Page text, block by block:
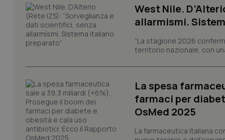
West Nile.
allarmismi.
“La stagione 2026
territorio nazionale, con
La spesa
farmaci per
OsMed 2025
La farmaceutica italiana
session-id
_ga